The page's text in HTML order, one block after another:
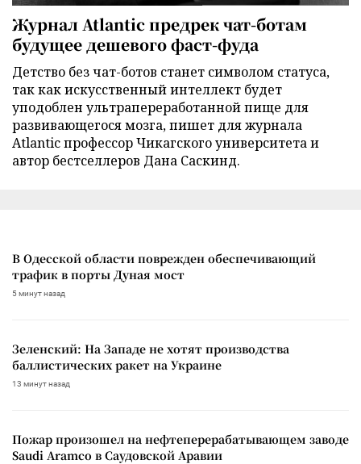
Журнал Atlantic предрек чат-ботам
будущее дешевого фаст-фуда
Детство без чат-ботов станет символом статуса,
так как искусственный интеллект будет
уподоблен ультрапереработанной пище для
развивающегося мозга, пишет для журнала
Atlantic профессор Чикагского университета и
автор бестселлеров Дана Саскинд.
В Одесской области поврежден обеспечивающий
трафик в порты Дуная мост
5 минут назад
Зеленский: На Западе не хотят производства
баллистических ракет на Украине
13 минут назад
Пожар произошел на нефтеперерабатывающем заводе
Saudi Aramco в Саудовской Аравии